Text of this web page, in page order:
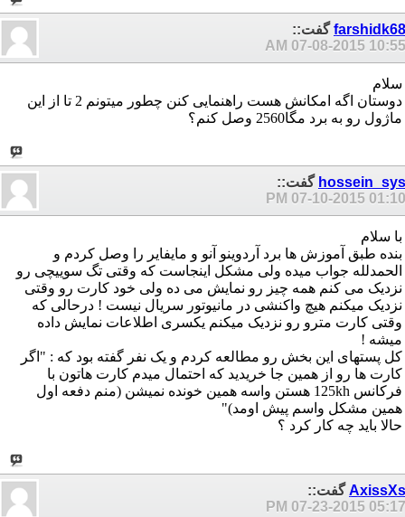
farshidk68گفت::
07-08-2015 10:55 AM
سلام
دوستان اگه امکانش هست راهنمایی کنن چطور میتونم 2 تا از این
ماژول رو به برد مگا2560 وصل کنم؟
hossein_sys گفت::
07-10-2015 01:10 PM
با سلام
بنده طبق آموزش ها برد آردوینو آنو و مایفایر را وصل کردم و
الحمدلله جواب میده ولی مشکل اینجاست که وقتی تگ سوییچی رو
نزدیک می کنم همه چیز رو نمایش می ده ولی خود کارت رو وقتی
نزدیک میکنم هیچ واکنشی در مانیوتور سریال نیست ! درحالی که
وقتی کارت مترو رو نزدیک میکنم یکسری اطلاعات نمایش داده
میشه !
کل پستهای این بخش رو مطالعه کردم و یک نفر گفته بود که : "اگر
کارت ها رو از همین جا خریدید که احتمال میدم کارت هاتون با
فرکانس 125kh هستن واسه همین خونده نمیشن (منم دفعه اول
همین مشکل واسم پیش اومد)"
حالا باید چه کار کرد ؟
AxissXsگفت::
07-23-2015 05:17 PM